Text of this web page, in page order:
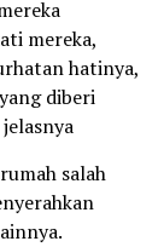
mereka,
hatinya,
diberi
salah